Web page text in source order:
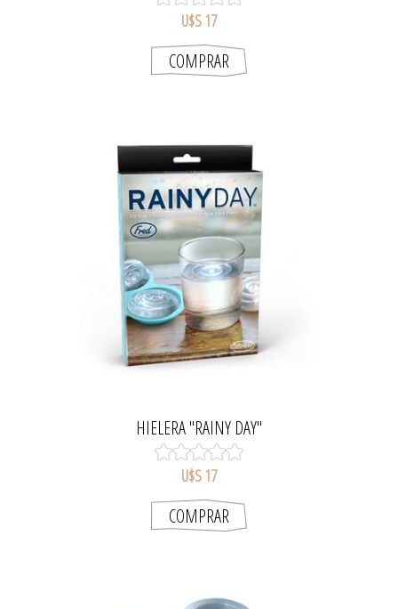
U$S 17
HIELERA "RAINY DAY"
U$S 17